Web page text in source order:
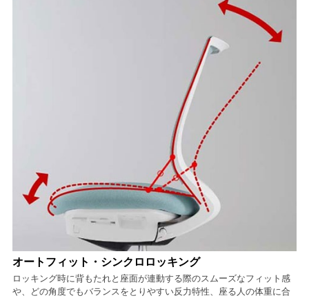
オートフィット・シンクロロッキング
ロッキング時に背もたれと座面が連動する際のスムーズなフィット感
や、どの角度でもバランスをとりやすい反力特性、座る人の体重に合